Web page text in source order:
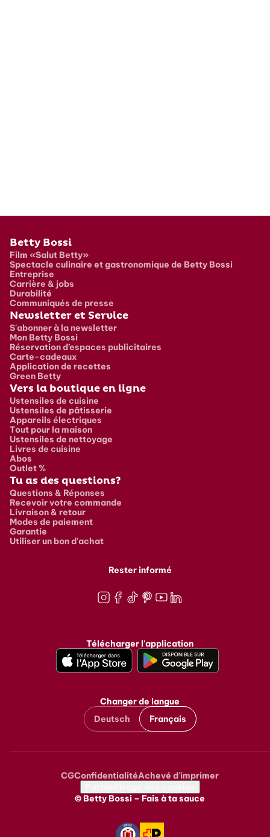
Pied de page
Betty Bossi
Film «Salut Betty»
Spectacle culinaire et gastronomique de Betty Bossi
Entreprise
Carrière & jobs
Durabilité
Communiqués de presse
Newsletter et Service
S'abonner à la newsletter
Mon Betty Bossi
Réservation d’espaces publicitaires
Carte-cadeaux
Application de recettes
Green Betty
Vers la boutique en ligne
Ustensiles de cuisine
Ustensiles de pâtisserie
Appareils électriques
Tout pour la maison
Ustensiles de nettoyage
Livres de cuisine
Abos
Outlet %
Tu as des questions?
Questions & Réponses
Recevoir votre commande
Livraison & retour
Modes de paiement
Garantie
Utiliser un bon d'achat
Rester informé
Télécharger l'application
Changer de langue
Deutsch
Français
Metanavigation
CGConfidentialitéAchevé d'imprimer
© Betty Bossi – Fais à ta sauce